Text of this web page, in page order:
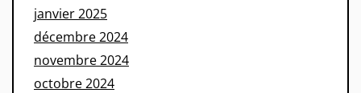
janvier 2025
décembre 2024
novembre 2024
octobre 2024